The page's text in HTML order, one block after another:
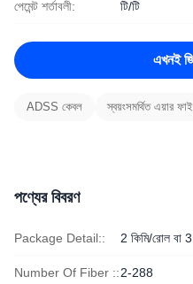
পেমেন্ট শর্তাবলী: টি/টি
এখনই
ADSS কেবল স্বয়ংসমর্থিত এয়ার
পণ্যের বিবরণ
Package Detail:: 2 কিমি/রোল বা
Number Of Fiber ::2-288